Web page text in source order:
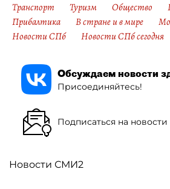
Транспорт
Туризм Общество
Прибалтика
В стране и в мире
Новости СПб
Новости СПб сегодня
Обсуждаем новости
Присоединяйтесь!
Подписаться на новости
Новости СМИ2